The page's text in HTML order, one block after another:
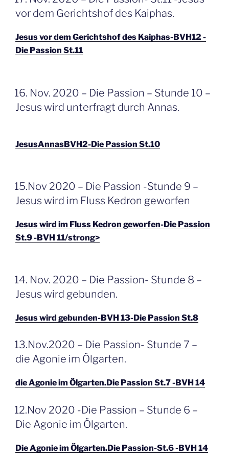
OP
vor dem Gerichtshof des Kaiphas.
Jesus vor dem Gerichtshof des Kaiphas-BVH12 -
Die Passion St.11
GEPLAATST
OP
16. Nov. 2020 – Die Passion – Stunde 10 –
Jesus wird unterfragt durch Annas.
JesusAnnasBVH2-Die Passion St.10
GEPLAATST
OP
15.Nov 2020 – Die Passion -Stunde 9 –
Jesus wird im Fluss Kedron geworfen
Jesus wird im Fluss Kedron geworfen-Die Passion
St.9 -BVH 11/strong>
GEPLAATST
OP
14. Nov. 2020 – Die Passion- Stunde 8 –
Jesus wird gebunden.
Jesus wird gebunden-BVH 13-Die Passion St.8
GEPLAATST
OP
13.Nov.2020 – Die Passion- Stunde 7 –
die Agonie im Ölgarten.
die Agonie im Ölgarten.Die Passion St.7 -BVH 14
GEPLAATST
OP
12.Nov 2020 -Die Passion – Stunde 6 –
Die Agonie im Ölgarten.
Die Agonie im Ölgarten.Die Passion-St.6 -BVH 14